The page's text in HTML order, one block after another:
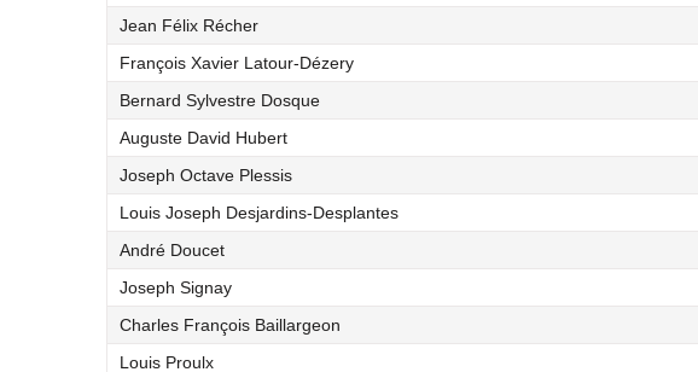
Jean Félix Récher
François Xavier Latour-Dézery
Bernard Sylvestre Dosque
Auguste David Hubert
Joseph Octave Plessis
Louis Joseph Desjardins-Desplantes
André Doucet
Joseph Signay
Charles François Baillargeon
Louis Proulx